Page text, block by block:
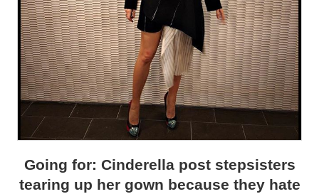
Going for: Cinderella post stepsisters
tearing up her gown because they hate